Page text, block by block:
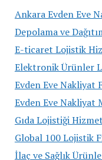
Ankara Evden Eve
Depolama ve
E-ticaret Lojistik
Elektronik Ürünler
Evden Eve Nakliyat
Evden Eve Nakliyat
Gıda Lojistiği
Global 100 Lojistik
İlaç ve Sağlık